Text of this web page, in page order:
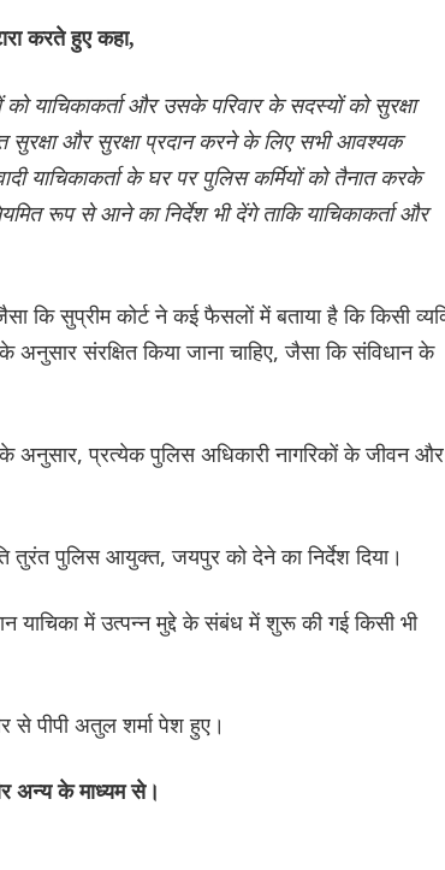
करते हुए कहा,
को याचिकाकर्ता और उसके परिवार के सदस्यों को सुरक्षा
सुरक्षा और सुरक्षा प्रदान करने के लिए सभी आवश्यक
याचिकाकर्ता के घर पर पुलिस कर्मियों को तैनात करके
रूप से आने का निर्देश भी देंगे ताकि याचिकाकर्ता और
कि सुप्रीम कोर्ट ने कई फैसलों में बताया है कि किसी
अनुसार संरक्षित किया जाना चाहिए, जैसा कि संविधान के
अनुसार, प्रत्येक पुलिस अधिकारी नागरिकों के जीवन और
पुलिस आयुक्त, जयपुर को देने का निर्देश दिया।
याचिका में उत्पन्न मुद्दे के संबंध में शुरू की गई किसी भी
से पीपी अतुल शर्मा पेश हुए।
अन्य के माध्यम से।